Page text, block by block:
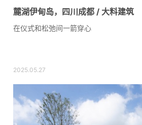
麓湖伊甸岛，四川成都 / 大料建筑
在仪式和松弛间一箭穿心
2025.05.27